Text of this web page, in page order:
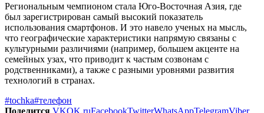
Региональным чемпионом стала Юго-Восточная Азия, где
был зарегистрирован самый высокий показатель
использования смартфонов. И это навело ученых на мысль,
что географические характеристики напрямую связаны с
культурными различиями (например, большем акценте на
семейных узах, что приводит к частым созвонам с
родственниками), а также с разными уровнями развития
технологий в странах.
#tochka#телефон
Поделится VKOK.ruFacebookTwitterWhatsAppTelegramViber